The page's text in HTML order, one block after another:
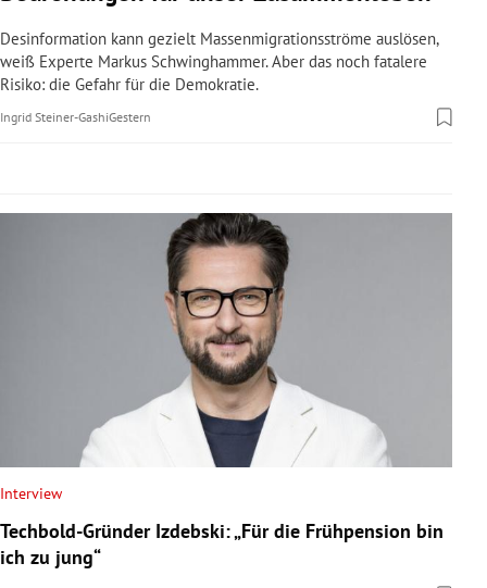
Untermenü
Untermenü
Desinformation kann gezielt Massenmigrationsströme auslösen,
weiß Experte Markus Schwinghammer. Aber das noch fatalere
Risiko: die Gefahr für die Demokratie.
Ingrid Steiner-GashiGestern
Interview
Techbold-Gründer Izdebski: „Für die Frühpension bin
ich zu jung“